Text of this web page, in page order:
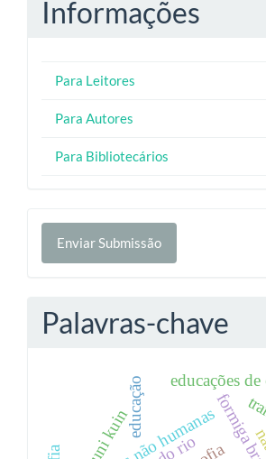
Informações
Para Leitores
Para Autores
Para Bibliotecários
Enviar
Submissão
Enviar Submissão
Palavras-chave
educações de
educação
huni kuin